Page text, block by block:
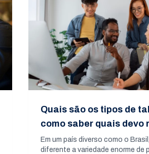
Quais são os tipos de
como saber quais devo
Em um país diverso como o
diferente a variedade enorme de